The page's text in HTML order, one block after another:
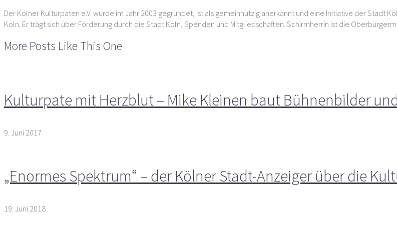
Der Kölner Kulturpaten e.V. wurde im Jahr 2003 gegründet, ist als gemeinnützig anerkannt und eine Initiative der Stadt
Köln. Er trägt sich über Förderung durch die Stadt Köln, Spenden und Mitgliedschaften. Schirmherrin ist die
More Posts Like This One
Kulturpate mit Herzblut – Mike Kleinen baut Bühnenbilder
9. Juni 2017
„Enormes Spektrum“ – der Kölner Stadt-Anzeiger über die
19. Juni 2018